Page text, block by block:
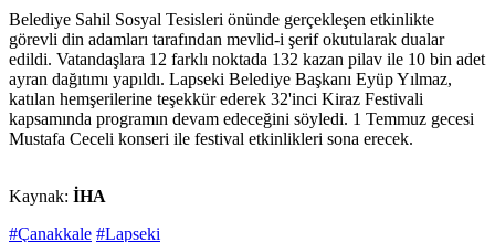
Belediye Sahil Sosyal Tesisleri önünde gerçekleşen etkinlikte
görevli din adamları tarafından mevlid-i şerif okutularak dualar
edildi. Vatandaşlara 12 farklı noktada 132 kazan pilav ile 10 bin adet
ayran dağıtımı yapıldı. Lapseki Belediye Başkanı Eyüp Yılmaz,
katılan hemşerilerine teşekkür ederek 32'inci Kiraz Festivali
kapsamında programın devam edeceğini söyledi. 1 Temmuz gecesi
Mustafa Ceceli konseri ile festival etkinlikleri sona erecek.
Kaynak: İHA
#Çanakkale #Lapseki